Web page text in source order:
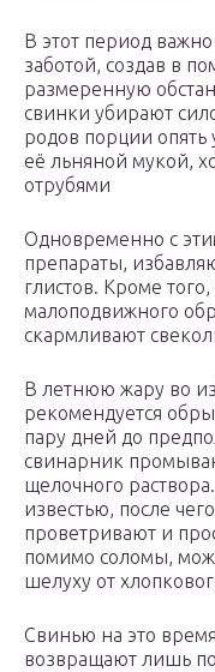
В этот период
заботой, создав в
размеренную
свинки убирают
родов порции
её льняной мукой,
отрубями
Одновременно с
препараты,
глистов. Кроме
малоподвижного
скармливают
В летнюю жару во
рекомендуется
пару дней до
свинарник
щелочного
известью, после
проветривают и
помимо соломы,
шелуху от
Свинью на это
возвращают лишь